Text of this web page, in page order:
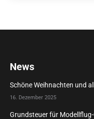
News
Schöne Weihnachten und
16. Dezember 2025
Grundsteuer für